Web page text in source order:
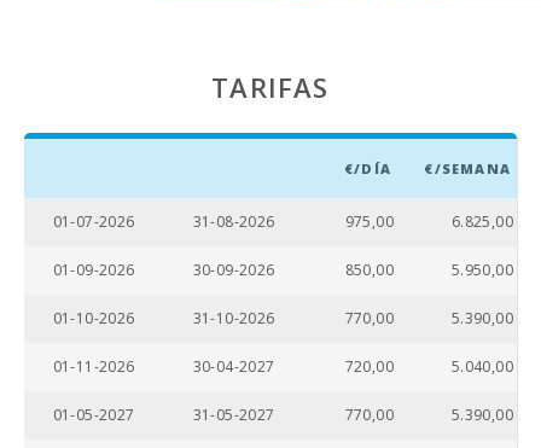
TARIFAS
€/DÍA €/SEMANA
01-07-2026 31-08-2026 975,00 6.825,00
01-09-2026 30-09-2026 850,00 5.950,00
01-10-2026 31-10-2026 770,00 5.390,00
01-11-2026 30-04-2027 720,00 5.040,00
01-05-2027 31-05-2027 770,00 5.390,00